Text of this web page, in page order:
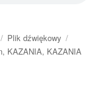
Format
Plik dźwiękowy
, KAZANIA, KAZANIA